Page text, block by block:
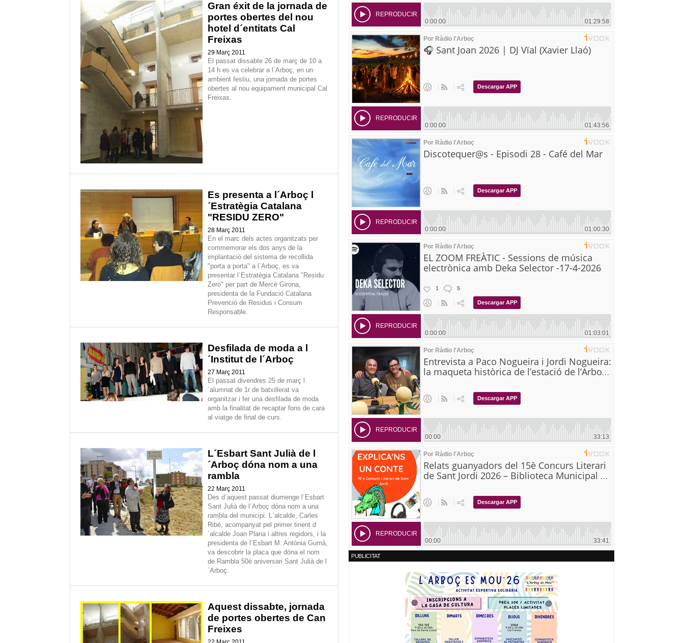
Gran éxit de la jornada de
portes obertes del nou
hotel d´entitats Cal
Freixas
29 Març 2011
El passat dissabte 26 de març de 10 a
14 h es va celebrar a l´Arboç, en un
ambient festiu, una jornada de portes
obertes al nou equipament municipal Cal
Freixas.
Es presenta a l´Arboç l
´Estratègia Catalana
"RESIDU ZERO"
28 Març 2011
En el marc dels actes organitzats per
commemorar els dos anys de la
implantació del sistema de recollida
"porta a porta" a l´Arboç, es va
presentar l´Estratègia Catalana "Residu
Zero" per part de Mercè Girona,
presidenta de la Fundació Catalana
Prevenció de Residus i Consum
Responsable.
Desfilada de moda a l
´Institut de l´Arboç
27 Març 2011
El passat divendres 25 de març l
´alumnat de 1r de batxillerat va
organitzar i fer una desfilada de moda
amb la finalitat de recaptar fons de cara
al viatge de final de curs.
L´Esbart Sant Julià de l
´Arboç dóna nom a una
rambla
22 Març 2011
Des d´aquest passat diumenge l´Esbart
Sant Julià de l´Arboç dóna nom a una
rambla del municipi. L´alcalde, Carles
Ribé, acompanyat pel primer tinent d
´alcalde Joan Plana i altres regidors, i la
presidenta de l´Esbart M. Antònia Gumà,
va descobrir la placa que dóna el nom
de Rambla 50è aniversari Sant Julià de l
´Arboç.
Aquest dissabte, jornada
de portes obertes de Can
Freixes
PUBLICITAT